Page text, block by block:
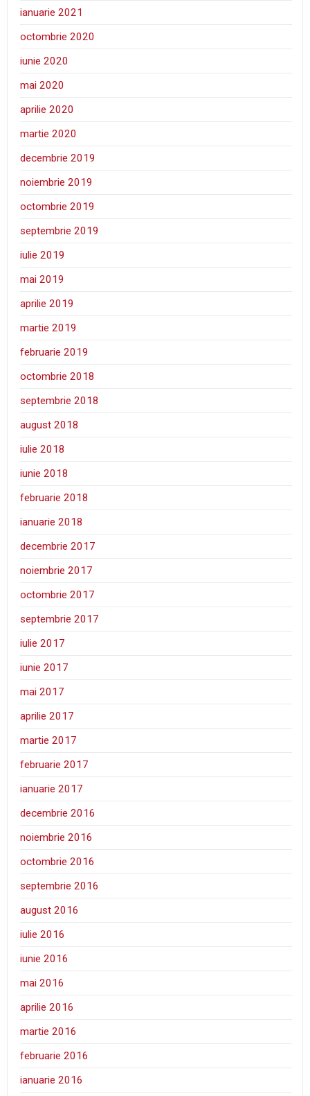
ianuarie 2021
octombrie 2020
iunie 2020
mai 2020
aprilie 2020
martie 2020
decembrie 2019
noiembrie 2019
octombrie 2019
septembrie 2019
iulie 2019
mai 2019
aprilie 2019
martie 2019
februarie 2019
octombrie 2018
septembrie 2018
august 2018
iulie 2018
iunie 2018
februarie 2018
ianuarie 2018
decembrie 2017
noiembrie 2017
octombrie 2017
septembrie 2017
iulie 2017
iunie 2017
mai 2017
aprilie 2017
martie 2017
februarie 2017
ianuarie 2017
decembrie 2016
noiembrie 2016
octombrie 2016
septembrie 2016
august 2016
iulie 2016
iunie 2016
mai 2016
aprilie 2016
martie 2016
februarie 2016
ianuarie 2016